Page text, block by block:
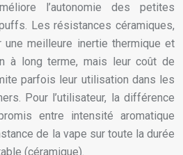
l’autonomie des petites
Les résistances céramiques,
meilleure inertie thermique et
à long terme, mais leur coût de
parfois leur utilisation dans les
Pour l’utilisateur, la différence
entre intensité aromatique
de la vape sur toute la durée
(céramique).